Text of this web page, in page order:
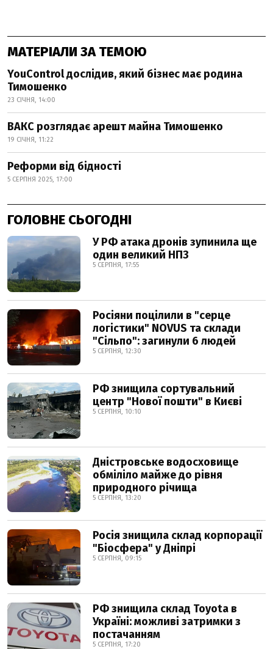
МАТЕРІАЛИ ЗА ТЕМОЮ
YouControl дослідив, який бізнес має родина
Тимошенко
23 СІЧНЯ, 14:00
ВАКС розглядає арешт майна Тимошенко
19 СІЧНЯ, 11:22
Реформи від бідності
5 СЕРПНЯ 2025, 17:00
ГОЛОВНЕ СЬОГОДНІ
У РФ атака дронів зупинила ще
один великий НПЗ
5 СЕРПНЯ, 17:55
Росіяни поцілили в "серце
логістики" NOVUS та склади
"Сільпо": загинули 6 людей
5 СЕРПНЯ, 12:30
РФ знищила сортувальний
центр "Нової пошти" в Києві
5 СЕРПНЯ, 10:10
Дністровське водосховище
обміліло майже до рівня
природного річища
5 СЕРПНЯ, 13:20
Росія знищила склад корпорації
"Біосфера" у Дніпрі
5 СЕРПНЯ, 09:15
РФ знищила склад Toyota в
Україні: можливі затримки з
постачанням
5 СЕРПНЯ, 17:20